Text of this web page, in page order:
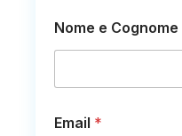
Nome e Cognome
Email *